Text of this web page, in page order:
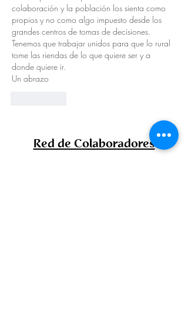
colaboración y la población los sienta como
propios y no como algo impuesto desde los
grandes centros de tomas de decisiones.
Tenemos que trabajar unidos para que lo rural
tome las riendas de lo que quiere ser y a
donde quiere ir.
Un abrazo
Red de Colaboradores